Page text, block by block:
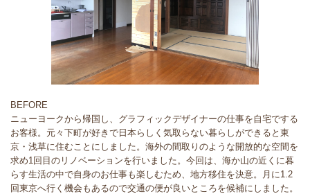
BEFORE
ニューヨークから帰国し、グラフィックデザイナーの仕事を自宅でする
お客様。元々下町が好きで日本らしく気取らない暮らしができると東
京・浅草に住むことにしました。海外の間取りのような開放的な空間を
求め1回目のリノベーションを行いました。今回は、海か山の近くに暮
らす生活の中で自身のお仕事も楽しむため、地方移住を決意。月に1.2
回東京へ行く機会もあるので交通の便が良いところを候補にしました。